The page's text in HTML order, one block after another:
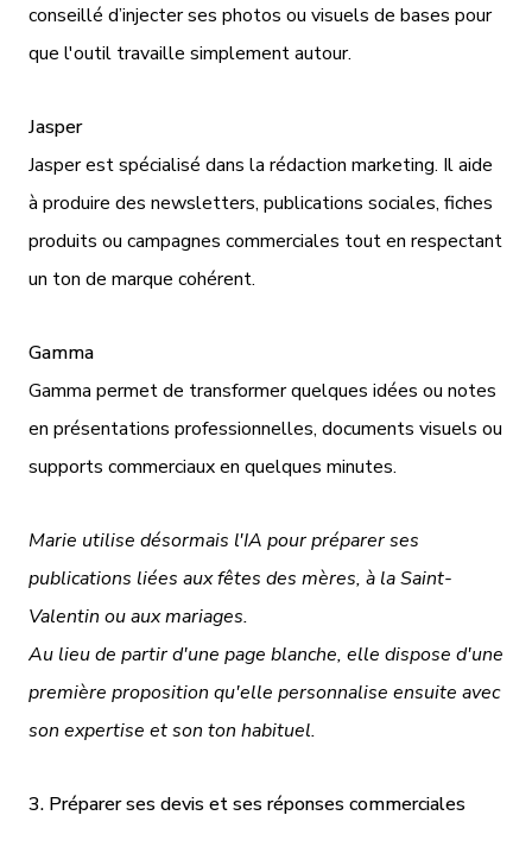
conseillé d’injecter ses photos ou visuels de bases pour
que l'outil travaille simplement autour.
Jasper
Jasper est spécialisé dans la rédaction marketing. Il aide
à produire des newsletters, publications sociales, fiches
produits ou campagnes commerciales tout en respectant
un ton de marque cohérent.
Gamma
Gamma permet de transformer quelques idées ou notes
en présentations professionnelles, documents visuels ou
supports commerciaux en quelques minutes.
Marie utilise désormais l'IA pour préparer ses
publications liées aux fêtes des mères, à la Saint-
Valentin ou aux mariages.
Au lieu de partir d'une page blanche, elle dispose d'une
première proposition qu'elle personnalise ensuite avec
son expertise et son ton habituel.
3. Préparer ses devis et ses réponses commerciales